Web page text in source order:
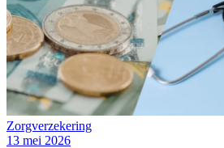
Zorgverzekering
13 mei 2026